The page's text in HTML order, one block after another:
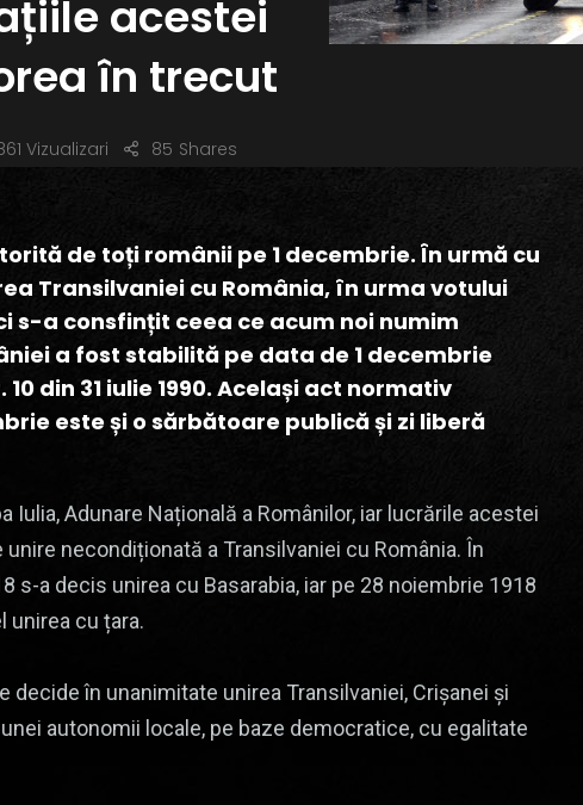
acestei
în trecut
Vizualizari Shares
85
de toți românii pe 1 decembrie. În urmă cu
Transilvaniei cu România, în urma votului
s-a consfințit ceea ce acum noi numim
a fost stabilită pe data de 1 decembrie
din 31 iulie 1990. Același act normativ
este și o sărbătoare publică și zi liberă
Adunare Națională a Românilor, iar lucrările acestei
necondiționată a Transilvaniei cu România. În
s-a decis unirea cu Basarabia, iar pe 28 noiembrie 1918
unirea cu țara.
în unanimitate unirea Transilvaniei, Crişanei şi
autonomii locale, pe baze democratice, cu egalitate